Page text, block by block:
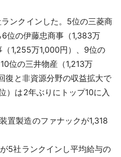
ンクインした。5位の三菱商
位の伊藤忠商事（1,383万
1,255万1,000円）、9位の
位の三井物産（1,213万
復と非資源分野の収益拡大で
）は2年ぶりにトップ10に入
置製造のファナックが1,318
5社ランクインし平均給与の